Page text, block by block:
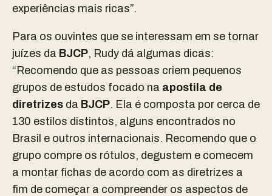
experiências mais ricas”.
Para os ouvintes que se interessam em se tornar
juízes da BJCP, Rudy dá algumas dicas:
“Recomendo que as pessoas criem pequenos
grupos de estudos focado na apostila de
diretrizes da BJCP. Ela é composta por cerca de
130 estilos distintos, alguns encontrados no
Brasil e outros internacionais. Recomendo que o
grupo compre os rótulos, degustem e comecem
a montar fichas de acordo com as diretrizes a
fim de começar a compreender os aspectos de